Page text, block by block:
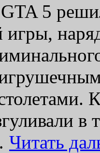
5
в
Читать